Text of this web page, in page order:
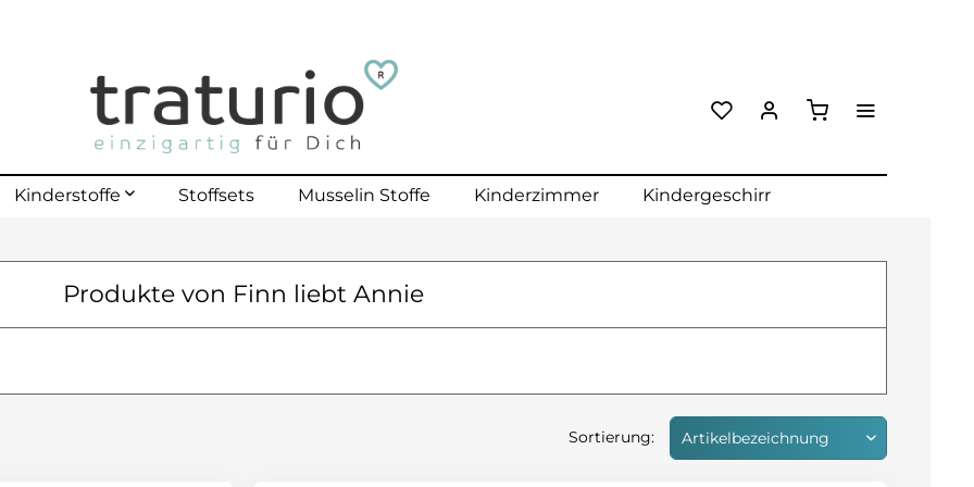
Kinderstoffe Stoffsets Musselin Stoffe Kinderzimmer Kindergeschirr
Outdoor
bis 40 Kg
Kinderstoffe mehr erfahren
Produkte von Finn liebt Annie
Sortierung: